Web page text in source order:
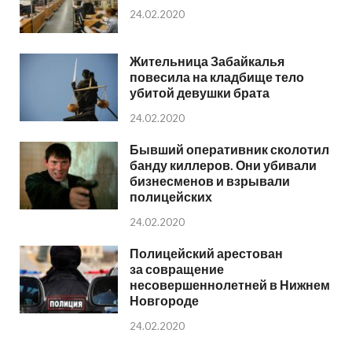
24.02.2020
Жительница Забайкалья
повесила на кладбище тело
убитой девушки брата
24.02.2020
Бывший оперативник сколотил
банду киллеров. Они убивали
бизнесменов и взрывали
полицейских
24.02.2020
Полицейский арестован
за совращение
несовершеннолетней в Нижнем
Новгороде
24.02.2020